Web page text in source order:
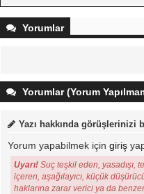
Yorumlar
Yorumlar (Yorum
Yazı hakkında
Yorum yapabilmek için giriş
Uyarı! Suç teşkil eden, yasadışı,
içeren, aşağılayıcı, küçük
haklarına zarar verici ya da